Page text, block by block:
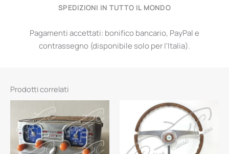
SPEDIZIONI IN TUTTO IL MONDO
Pagamenti accettati: bonifico bancario, PayPal e
contrassegno (disponibile solo per l'Italia).
Prodotti correlati